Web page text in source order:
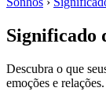
Significado
Descubra o que
emoções e relações.